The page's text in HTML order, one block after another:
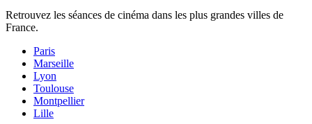
Retrouvez les séances de cinéma dans les plus grandes villes de
France.
Paris
Marseille
Lyon
Toulouse
Montpellier
Lille